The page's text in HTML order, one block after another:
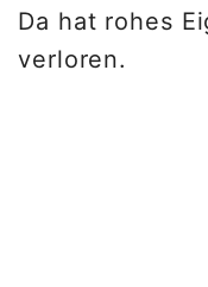
Da hat rohes
verloren.